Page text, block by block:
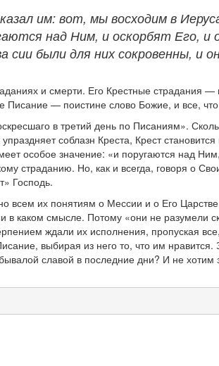
им: вот, мы восходим в
над Ним, и оскорбят
были для них сокровенны, и
и смерти. Его Крестные страдания
— поистине слово Божие, и все,
в третий день по Писаниям».
соблазн Креста, Крест
особое значение: «и поругаются над
страданию. Но, как и всегда, говоря о
Господь.
всем их понятиям о Мессии и о Его
в каком смысле. Потому «они не
ждали их исполнения, пропуская
выбирая из него то, что им
славой в последние дни? И не